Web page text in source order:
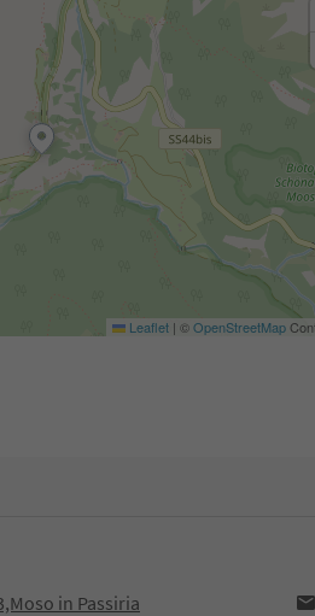
Leaflet | ©OpenStreetMap
in Passiria